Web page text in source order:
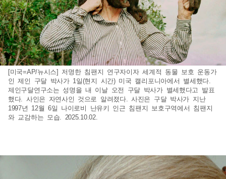
[미국=AP/뉴시스] 저명한 침팬지 연구자이자 세계적 동물 보호 운동가
인 제인 구달 박사가 1일(현지 시간) 미국 캘리포니아에서 별세했다.
제인구달연구소는 성명을 내 이날 오전 구달 박사가 별세했다고 발표
했다. 사인은 자연사인 것으로 알려졌다. 사진은 구달 박사가 지난
1997년 12월 6일 나이로비 난유키 인근 침팬지 보호구역에서 침팬지
와 교감하는 모습. 2025.10.02.